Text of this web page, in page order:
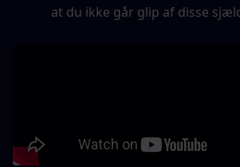
at du ikke går glip af disse